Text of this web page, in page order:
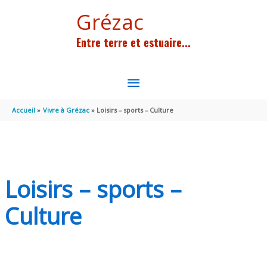
Grézac
Entre terre et estuaire...
MENU
PRINCIPAL
Accueil Vivre à Grézac Loisirs – sports – Culture
Loisirs – sports –
Culture